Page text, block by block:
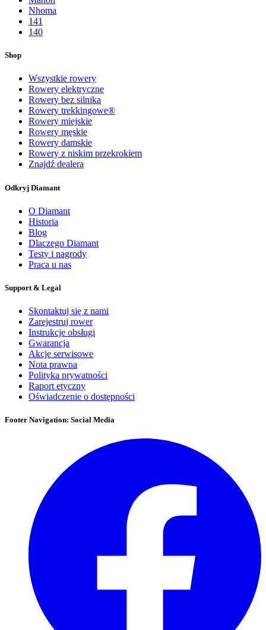
Nhoma
141
140
Shop
Wszystkie rowery
Rowery elektryczne
Rowery bez silnika
Rowery trekkingowe®
Rowery miejskie
Rowery męskie
Rowery damskie
Rowery z niskim przekrokiem
Znajdź dealera
Odkryj Diamant
O Diamant
Historia
Blog
Dlaczego Diamant
Testy i nagrody
Praca u nas
Support & Legal
Skontaktuj się z nami
Zarejestruj rower
Instrukcje obsługi
Gwarancja
Akcje serwisowe
Nota prawna
Polityka prywatności
Raport etyczny
Oświadczenie o dostępności
Footer Navigation: Social Media